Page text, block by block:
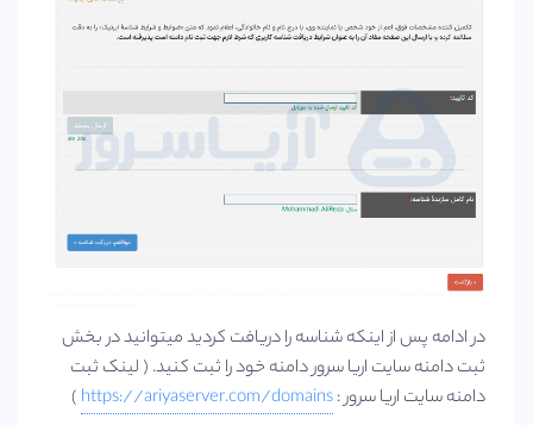
در ادامه پس از اینکه شناسه را دریافت کردید میتوانید در بخش
ثبت دامنه سایت اریا سرور دامنه خود را ثبت کنید. ( لینک ثبت
دامنه سایت اریا سرور :https://ariyaserver.com/domains
)